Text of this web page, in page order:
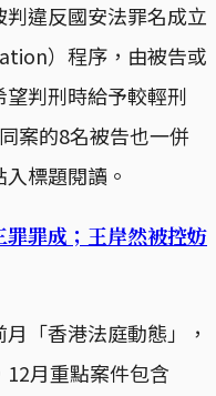
違反國安法罪名成立
）程序，由被告或
判刑時給予較輕刑
案的8名被告也一併
標題閱讀。
罪罪成；王岸然被控妨
「香港法庭動態」，
月重點案件包含